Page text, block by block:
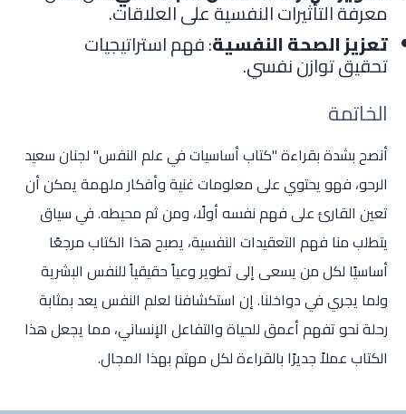
معرفة التأثيرات النفسية على العلاقات.
تعزيز الصحة النفسية: فهم استراتيجيات
تحقيق توازن نفسي.
الخاتمة
أنصح بشدة بقراءة "كتاب أساسيات في علم النفس" لجنان سعيد
الرحو، فهو يحتوي على معلومات غنية وأفكار ملهمة يمكن أن
تعين القارئ على فهم نفسه أولًا، ومن ثم محيطه. في سياق
يتطلب منا فهم التعقيدات النفسية، يصبح هذا الكتاب مرجعًا
أساسيًا لكل من يسعى إلى تطوير وعياً حقيقياً للنفس البشرية
ولما يجري في دواخلنا. إن استكشافنا لعلم النفس يعد بمثابة
رحلة نحو تفهم أعمق للحياة والتفاعل الإنساني، مما يجعل هذا
الكتاب عملاً جديرًا بالقراءة لكل مهتم بهذا المجال.